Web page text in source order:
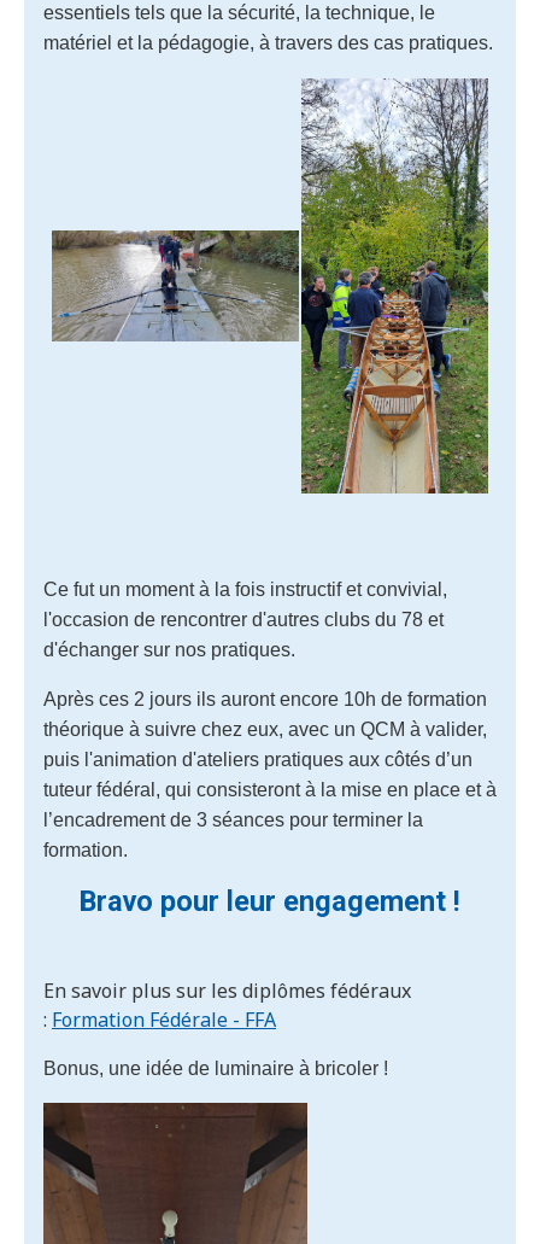
essentiels tels que la sécurité, la technique, le
matériel et la pédagogie, à travers des cas pratiques.
Ce fut un moment à la fois instructif et convivial,
l'occasion de rencontrer d'autres clubs du 78 et
d'échanger sur nos pratiques.
Après ces 2 jours ils auront encore 10h de formation
théorique à suivre chez eux, avec un QCM à valider,
puis l'animation d'ateliers pratiques aux côtés d’un
tuteur fédéral, qui consisteront à la mise en place et à
l’encadrement de 3 séances pour terminer la
formation.
Bravo pour leur engagement !
En savoir plus sur les diplômes fédéraux
: Formation Fédérale - FFA
Bonus, une idée de luminaire à bricoler !